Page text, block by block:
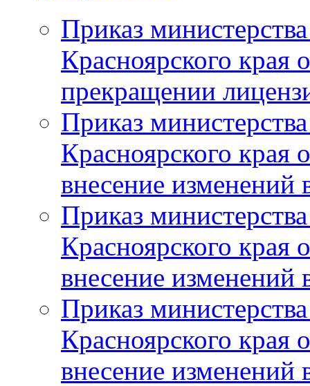
Приказ
Красноярского
прекращении
Приказ
Красноярского
внесение изменений
Приказ
Красноярского
внесение изменений
Приказ
Красноярского
внесение изменений